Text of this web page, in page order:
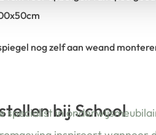
nog zelf aan weand
bij School
specialist in